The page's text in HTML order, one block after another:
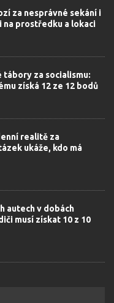
za nesprávné sekání i
na prostředku a lokaci
tábory za socialismu:
získá 12 ze 12 bodů
realitě za
ukáže, kdo má
autech v dobách
musí získat 10 z 10